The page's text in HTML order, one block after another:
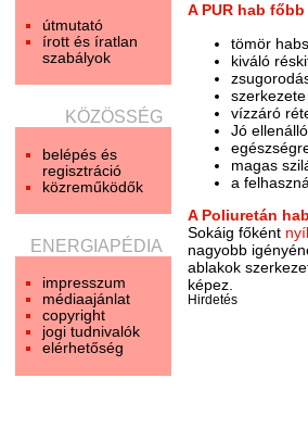
útmutató
írott és íratlan
szabályok
KÖZÖSSÉG
belépés és
regisztráció
közreműködők
ENERGIAPÉDIA
impresszum
médiaajánlat
copyright
jogi tudnivalók
elérhetőség
A PUR hab
tömör
kiváló
vízzáró
Jó
magas
a
A Poliuretán
Sokáig főként
nagyobb
ablakok
képez.
Hirdetés